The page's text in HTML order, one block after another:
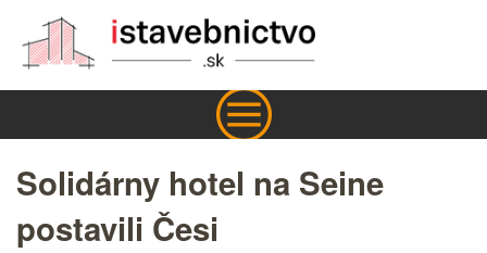
Solidárny hotel na Seine
postavili Česi